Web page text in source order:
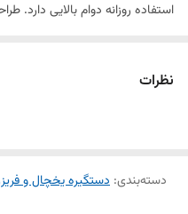
استفاده روزانه دوام بالایی دارد.
نظرات
دسته‌بندی: دستگیره یخچال و